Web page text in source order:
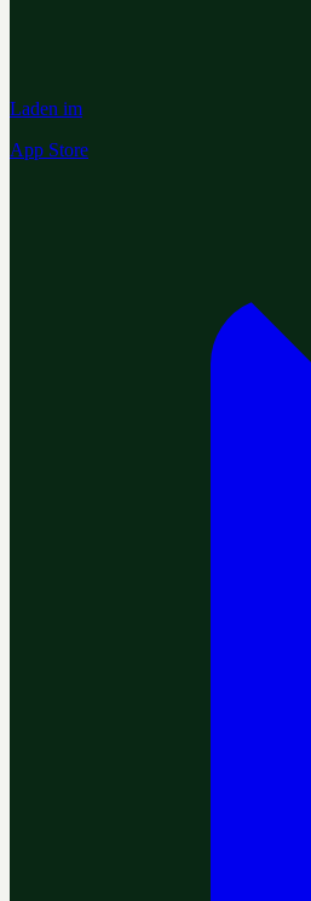
Laden im
App Store